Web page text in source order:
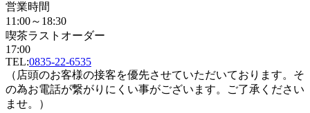
営業時間
11:00～18:30
喫茶ラストオーダー
17:00
TEL:0835-22-6535
（店頭のお客様の接客を優先させていただいております。そ
の為お電話が繋がりにくい事がございます。ご了承ください
ませ。）